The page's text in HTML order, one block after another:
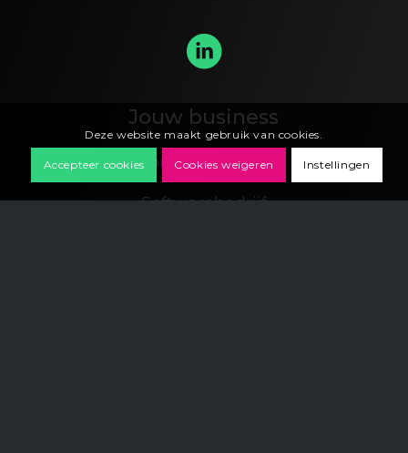
Jouw business
Zorgorganisatie
Softwarebedrijf
Deze website maakt gebruik van cookies.
Accepteer cookies Cookies weigeren Instellingen